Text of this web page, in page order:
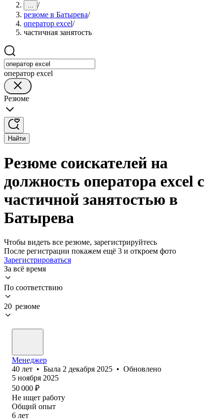
... /
резюме в Батырева/
оператор excel/
частичная занятость
оператор excel
Резюме
Найти
Резюме соискателей на
должность оператора excel с
частичной занятостью в
Батырева
Чтобы видеть все резюме, зарегистрируйтесь
После регистрации покажем ещё 3 и откроем фото
Зарегистрироваться
За всё время
По соответствию
20 резюме
Менеджер
40 лет • Была 2 декабря 2025 • Обновлено
5 ноября 2025
50 000 ₽
Не ищет работу
Общий опыт
6 лет